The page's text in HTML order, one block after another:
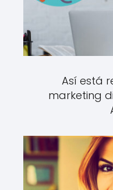
Así está
marketing